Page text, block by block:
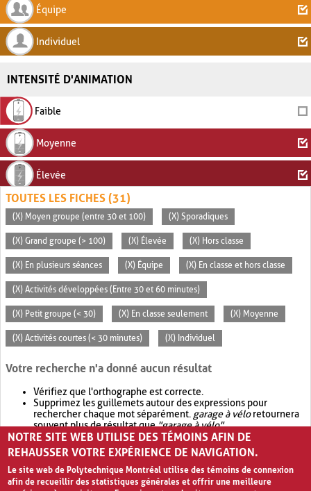
Équipe
Individuel
INTENSITÉ D'ANIMATION
Faible
Moyenne
Élevée
TOUTES LES FICHES (31)
(X) Moyen groupe (entre 30 et 100) (X) Sporadiques
(X) Grand groupe (> 100) (X) Élevée (X) Hors classe
(X) En plusieurs séances (X) Équipe (X) En classe et hors classe
(X) Activités développées (Entre 30 et 60 minutes)
(X) Petit groupe (< 30) (X) En classe seulement (X) Moyenne
(X) Activités courtes (< 30 minutes) (X) Individuel
Votre recherche n'a donné aucun résultat
Vérifiez que l'orthographe est correcte.
Supprimez les guillemets autour des expressions pour
rechercher chaque mot séparément. garage à véloretournera
souvent plus de résultat que"garage à vélo".
Envisagez d'élargir votre recherche avec OR.garage OR vélo
retournera souvent plus de résultat quegarage à vélo
NOTRE SITE WEB UTILISE DES TÉMOINS AFIN DE
REHAUSSER VOTRE EXPÉRIENCE DE NAVIGATION.
Le site web de Polytechnique Montréal utilise des témoins de connexion
afin de recueillir des statistiques générales et offrir une meilleure